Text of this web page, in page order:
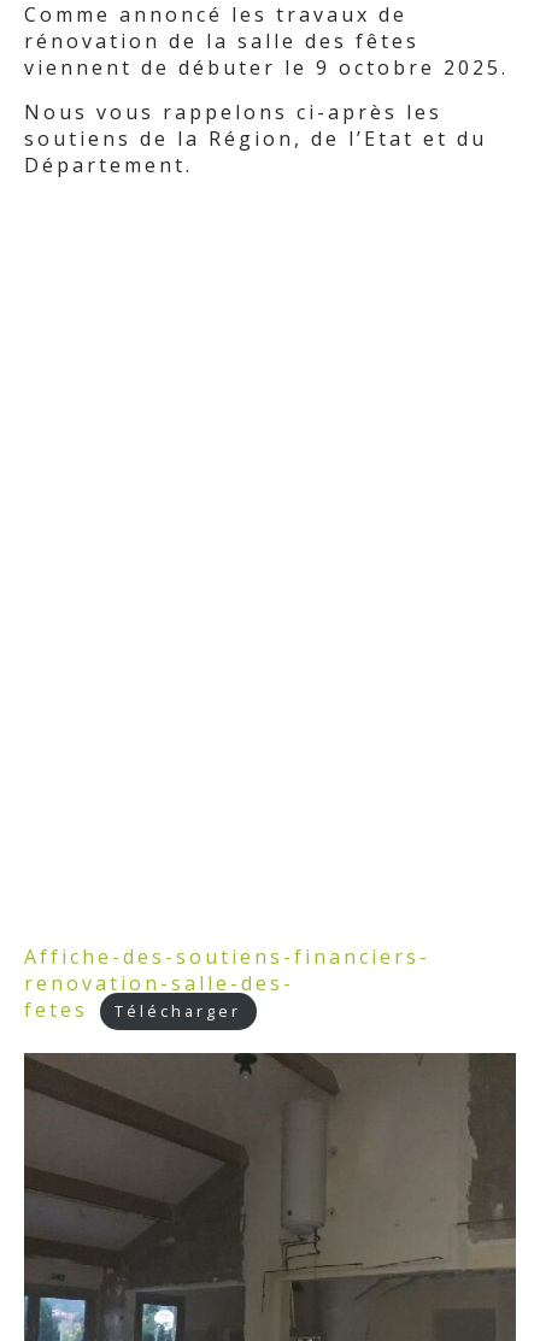
Comme annoncé les travaux de
rénovation de la salle des fêtes
viennent de débuter le 9 octobre 2025.
Nous vous rappelons ci-après les
soutiens de la Région, de l’Etat et du
Département.
Affiche-des-soutiens-financiers-
renovation-salle-des-
fetes
Télécharger